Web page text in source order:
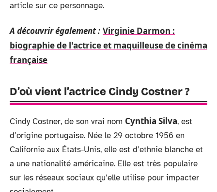
article sur ce personnage.
A découvrir également : Virginie Darmon :
biographie de l'actrice et maquilleuse de cinéma
française
D’où vient l’actrice Cindy Costner ?
Cindy Costner, de son vrai nom Cynthia Silva, est
d’origine portugaise. Née le 29 octobre 1956 en
Californie aux États-Unis, elle est d’ethnie blanche et
a une nationalité américaine. Elle est très populaire
sur les réseaux sociaux qu’elle utilise pour impacter